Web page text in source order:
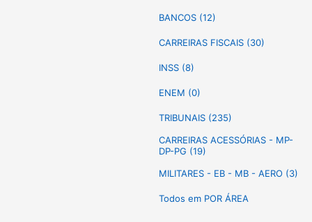
BANCOS (12)
CARREIRAS FISCAIS (30)
INSS (8)
ENEM (0)
TRIBUNAIS (235)
CARREIRAS ACESSÓRIAS - MP-
DP-PG (19)
MILITARES - EB - MB - AERO (3)
Todos em POR ÁREA